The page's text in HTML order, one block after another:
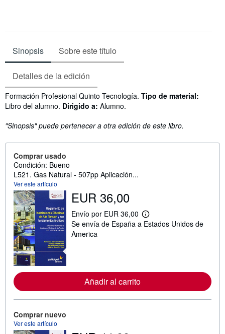
Sinopsis Sobre este título
Detalles de la edición
Sinopsis
Formación Profesional Quinto Tecnología. Tipo de material:
Libro del alumno. Dirigido a: Alumno.
"Sinopsis" puede pertenecer a otra edición de este libro.
Comprar usado
Condición: Bueno
L521. Gas Natural - 507pp Aplicación...
Ver este artículo
EUR 36,00
Envío por EUR 36,00
M
á
c
i
Se envía de España a Estados Unidos de
America
Añadir al carrito
Comprar nuevo
Ver este artículo